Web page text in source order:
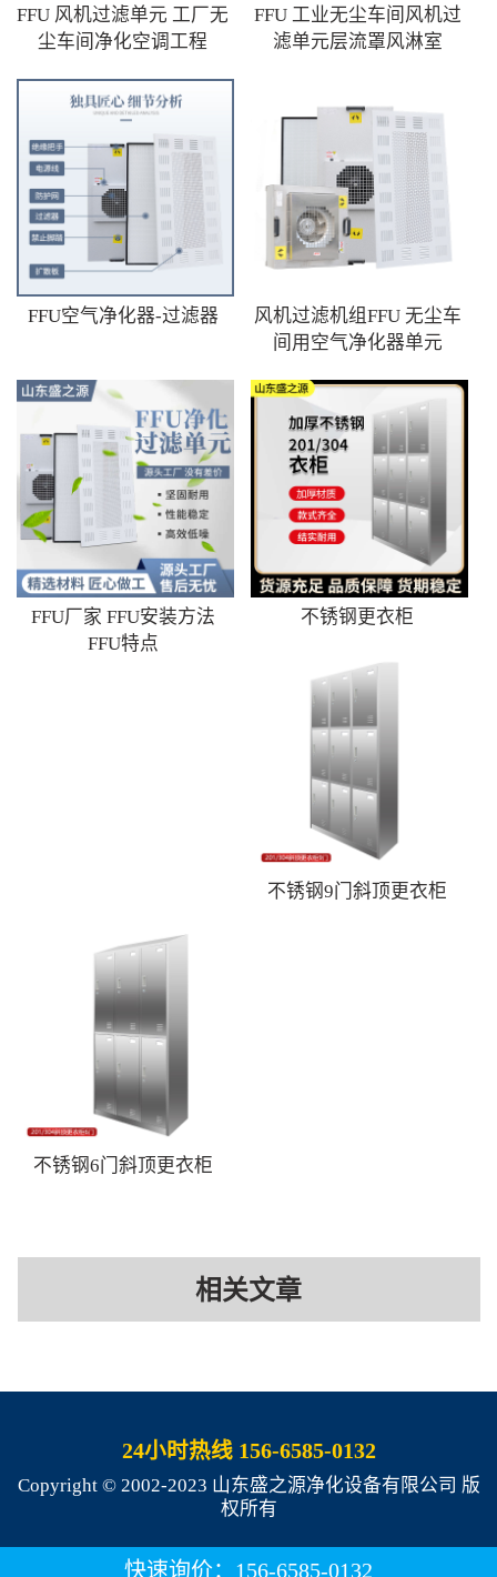
FFU 风机过滤单元 工厂无
尘车间净化空调工程
FFU 工业无尘车间风机过
滤单元层流罩风淋室
FFU空气净化器-过滤器
风机过滤机组FFU 无尘车
间用空气净化器单元
FFU厂家 FFU安装方法
FFU特点
不锈钢更衣柜
不锈钢9门斜顶更衣柜
不锈钢6门斜顶更衣柜
相关文章
24小时热线 156-6585-0132
Copyright © 2002-2023 山东盛之源净化设备有限公司 版
权所有
快速询价：156-6585-0132